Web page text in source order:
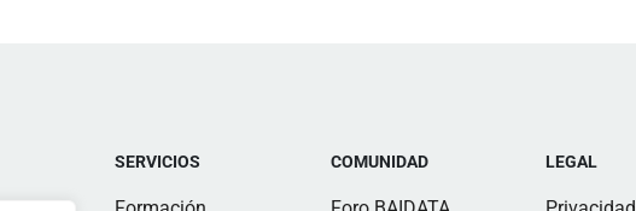
SERVICIOS COMUNIDAD LEGAL